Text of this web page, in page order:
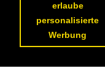
erlaube
personalisierte
Werbung